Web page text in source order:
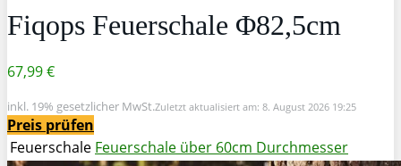
Fiqops Feuerschale Φ82,5cm
67,99 €
inkl. 19% gesetzlicher MwSt.Zuletzt aktualisiert am: 8. August 2026 19:25
Preis prüfen
Feuerschale Feuerschale über 60cm Durchmesser